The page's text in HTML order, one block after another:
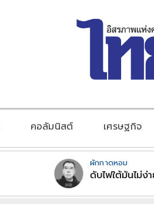
คอลัมนิสต์ เศรษฐกิจ
ผักกาดหอม
ดับไฟใต้มันไม่ง่